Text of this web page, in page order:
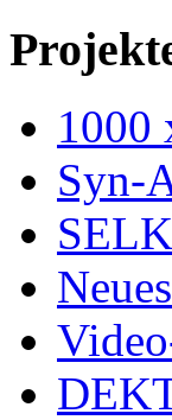
1000
Syn-